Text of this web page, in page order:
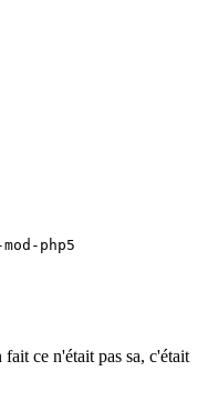
php5
ce n'était pas sa, c'était